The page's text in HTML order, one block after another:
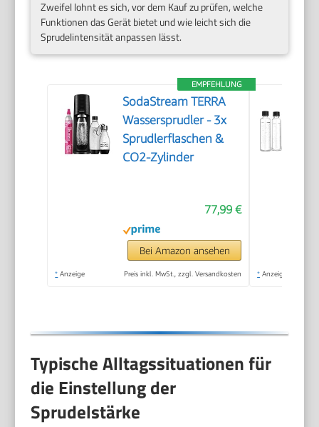
Zweifel lohnt es sich, vor dem Kauf zu prüfen, welche
Funktionen das Gerät bietet und wie leicht sich die
Sprudelintensität anpassen lässt.
EMPFEHLUNG
SodaStream TERRA
Wassersprudler - 3x
Sprudlerflaschen &
CO2-Zylinder
77,99 €
Bei Amazon ansehen
* Anzeige Preis inkl. MwSt., zzgl. Versandkosten * Anzeige
Typische Alltagssituationen für
die Einstellung der
Sprudelstärke